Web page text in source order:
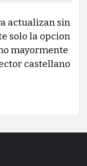
actualizan sin
solo la opcion
mayormente
castellano